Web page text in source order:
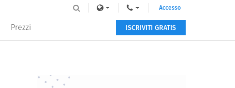
Prezzi
Accesso
ISCRIVITI GRATIS
Primary